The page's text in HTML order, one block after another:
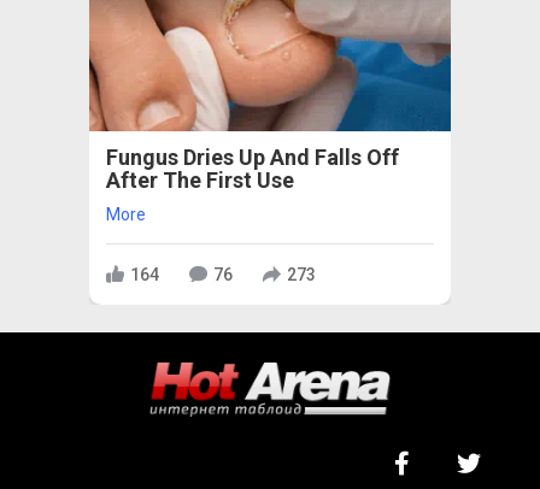
Fungus Dries Up And Falls Off
After The First Use
More
164 76 273